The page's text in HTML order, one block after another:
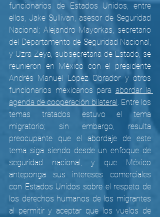
funcionarios de Estados Unidos, entre
ellos, Jake Sullivan, asesor de Seguridad
Nacional; Alejandro Mayorkas, secretario
del Departamento de Seguridad Nacional,
y Uzra Zeya, subsecretaria de Estado, se
reunieron en México con el presidente
Andrés Manuel López Obrador y otros
funcionarios mexicanos para abordar la
agenda de cooperación bilateral . Entre los
temas tratados estuvo el tema
migratorio; sin embargo, resulta
preocupante que el abordaje de este
tema siga siendo desde un enfoque de
seguridad nacional, y que México
anteponga sus intereses comerciales
con Estados Unidos sobre el respeto de
los derechos humanos de los migrantes
al permitir y aceptar que los vuelos de